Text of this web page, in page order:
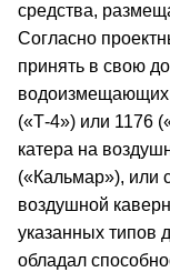
средства,
Согласно
принять в свою
водоизмещающих
(«Т-4») или 1176
катера на
(«Кальмар»), или
воздушной
указанных типов
обладал